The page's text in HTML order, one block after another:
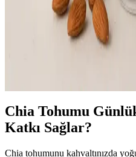
Herbalife Shake ile
Chia Tohumu
Katkı Sağlar?
Chia tohumunu kahvaltınızda